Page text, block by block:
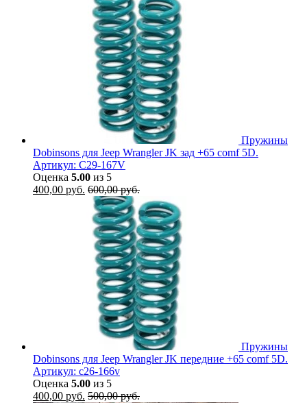
Пружины
Dobinsons для Jeep Wrangler JK зад +65 comf 5D.
Артикул: C29-167V
Оценка 5.00 из 5
400,00 руб. 600,00руб.
Пружины
Dobinsons для Jeep Wrangler JK передние +65 comf 5D.
Артикул: c26-166v
Оценка 5.00 из 5
400,00 руб. 500,00руб.